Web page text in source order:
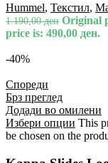
Hummel, Текстил,
1.190,00ден Original
price is: 490,00 ден.
-40%
Спореди
Брз преглед
Додади во омилени
Избери опции This
be chosen on the